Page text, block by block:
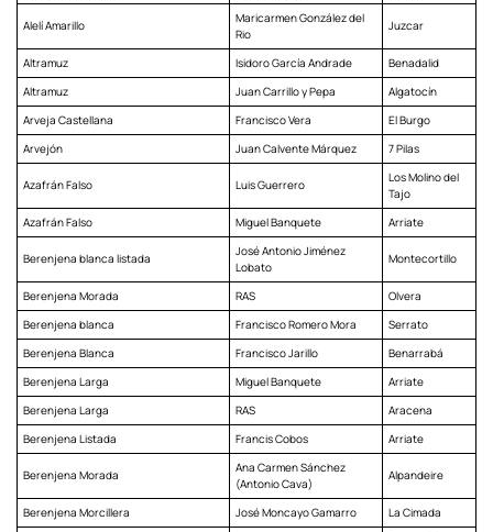
Alelí Amarillo
Maricarmen González del
Rio
Juzcar
Altramuz Isidoro García Andrade
Benadalid
Altramuz
Juan Carrillo y Pepa
Algatocín
Arveja Castellana
Francisco Vera
El Burgo
Arvejón
Juan Calvente Márquez 7 Pilas
Azafrán Falso Luis Guerrero
Los Molino del
Tajo
Azafrán Falso
Miguel Banquete Arriate
Berenjena blanca listada
José Antonio Jiménez
Lobato
Montecortillo
Berenjena Morada RAS
Olvera
Berenjena blanca
Francisco Romero Mora
Serrato
Berenjena Blanca
Francisco Jarillo
Benarrabá
Berenjena Larga
Miguel Banquete
Arriate
Berenjena Larga
RAS
Aracena
Berenjena Listada
Francis Cobos Arriate
Berenjena Morada
Ana Carmen Sánchez
(Antonio Cava)
Alpandeire
Berenjena Morcillera José Moncayo Gamarro La Cimada